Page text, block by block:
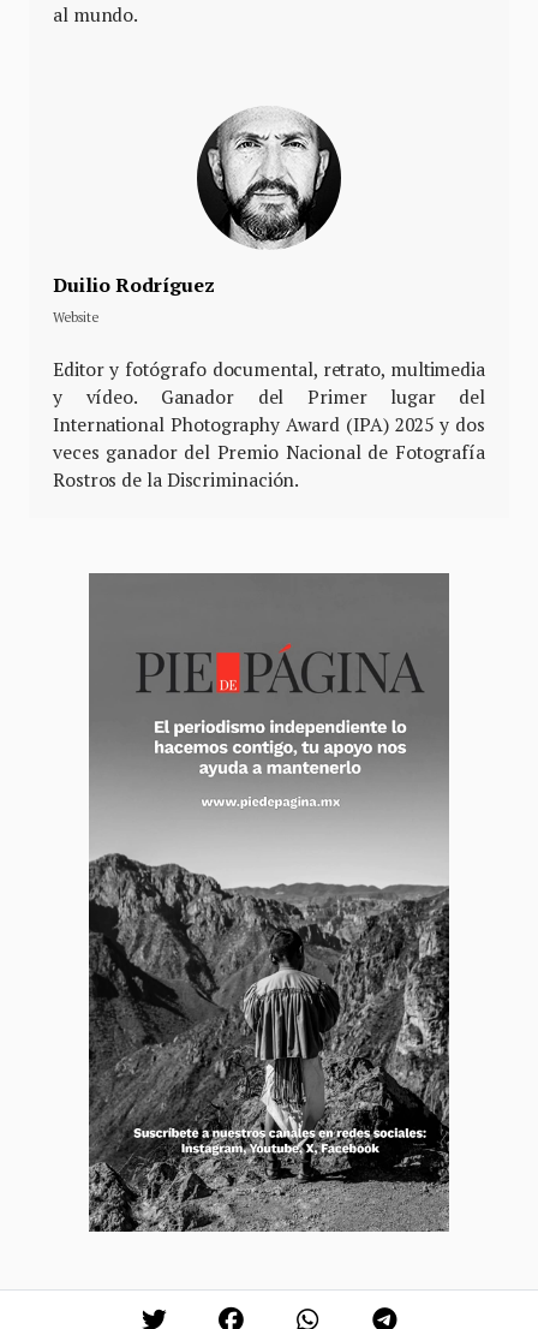
al mundo.
Duilio Rodríguez
Website
Editor y fotógrafo documental, retrato, multimedia
y vídeo. Ganador del Primer lugar del
International Photography Award (IPA) 2025 y dos
veces ganador del Premio Nacional de Fotografía
Rostros de la Discriminación.